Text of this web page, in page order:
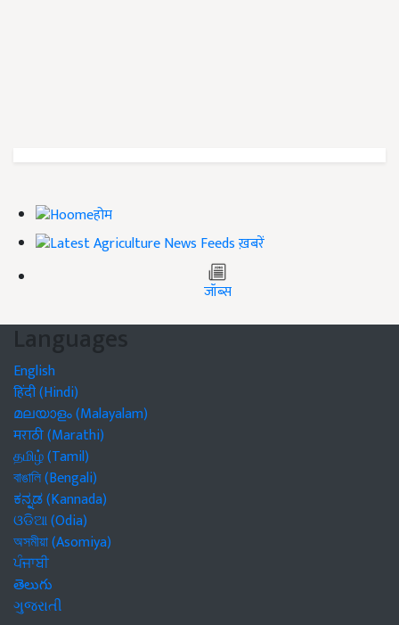
होम
ख़बरें
जॉब्स
Languages
English
हिंदी (Hindi)
മലയാളം (Malayalam)
मराठी (Marathi)
தமிழ் (Tamil)
বাঙালি (Bengali)
ಕನ್ನಡ (Kannada)
ଓଡିଆ (Odia)
অসমীয়া (Asomiya)
ਪੰਜਾਬੀ
తెలుగు
ગુજરાતી